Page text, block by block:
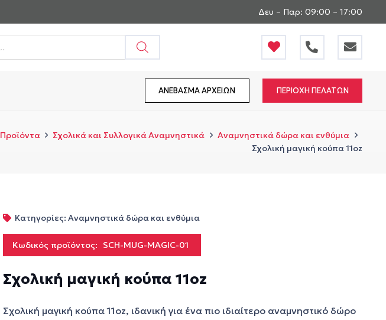
Δευ – Παρ: 09:00 – 17:00
ΑΝΕΒΑΣΜΑ ΑΡΧΕΙΩΝ ΠΕΡΙΟΧΗ ΠΕΛΑΤΩΝ
Προϊόντα Σχολικά και Συλλογικά Αναμνηστικά
Αναμνηστικά δώρα και ενθύμια
Σχολική μαγική κούπα 11oz
Κατηγορίες: Αναμνηστικά δώρα και ενθύμια
Κωδικός προϊόντος: SCH-MUG-MAGIC-01
Σχολική μαγική κούπα 11oz
Σχολική μαγική κούπα 11oz, ιδανική για ένα πιο ιδιαίτερο αναμνηστικό δώρο